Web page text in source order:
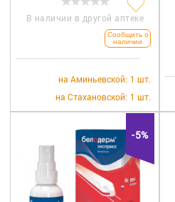
В наличии в другой аптеке
Сообщить о
наличии
на Аминьевской: 1 шт.
на Стахановской: 1 шт.
-5%